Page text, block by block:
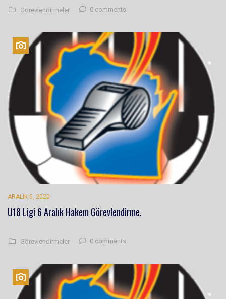
Görevlendirmeler 0 comments
ARALIK 5, 2020
U18 Ligi 6 Aralık Hakem Görevlendirme.
Görevlendirmeler 0 comments